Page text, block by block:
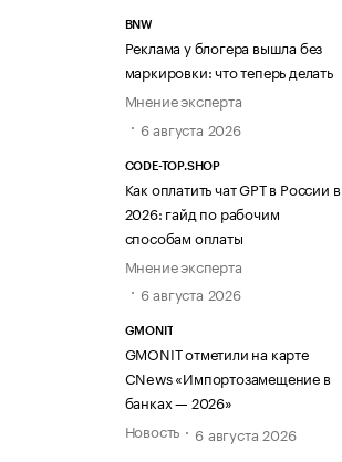
BNW
Реклама у блогера вышла без
маркировки: что теперь делать
Мнение эксперта
6 августа 2026
CODE-TOP.SHOP
Как оплатить чат GPT в России в
2026: гайд по рабочим
способам оплаты
Мнение эксперта
6 августа 2026
GMONIT
GMONIT отметили на карте
CNews «Импортозамещение в
банках — 2026»
Новость
6 августа 2026